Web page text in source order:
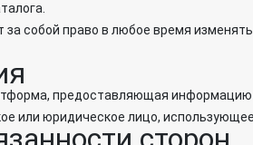
собой право в любое время
предоставляющая информацию
или юридическое лицо,